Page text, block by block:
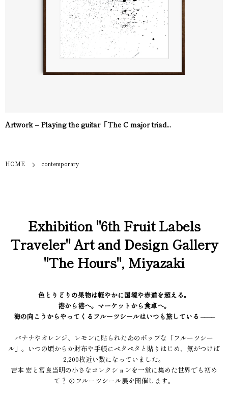
Artwork – Playing the guitar「The C major triad...
HOME contemporary
Exhibition "6th Fruit Labels
Traveler" Art and Design Gallery
"The Hours", Miyazaki
色とりどりの果物は軽やかに国境や赤道を超える。
港から港へ。マーケットから食卓へ。
海の向こうからやってくるフルーツシールはいつも旅している ––––
バナナやオレンジ、レモンに貼られたあのポップな「フルーツシー
ル」。いつの頃からか財布や手帳にペタペタと貼りはじめ、気がつけば
2,200枚近い数になっていました。
吉本 宏と宮良当明の小さなコレクションを一堂に集めた世界でも初め
て？ のフルーツシール展を開催します。